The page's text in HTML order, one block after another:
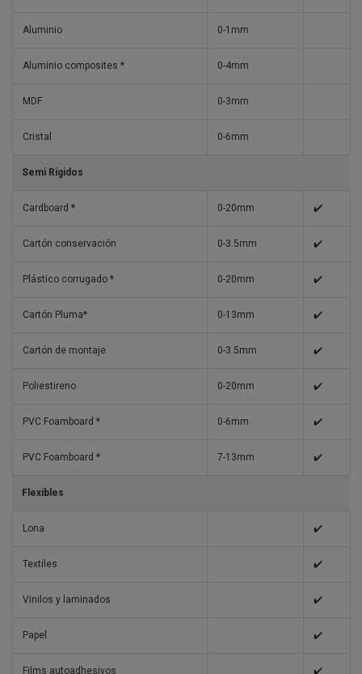
Aluminio 0-1mm
Aluminio composites * 0-4mm
MDF 0-3mm
Cristal 0-6mm
Semi Rígidos
Cardboard * 0-20mm ✔️
Cartón conservación 0-3.5mm ✔️
Plástico corrugado * 0-20mm ✔️
Cartón Pluma* 0-13mm ✔️
Cartón de montaje 0-3.5mm ✔️
Poliestireno 0-20mm ✔️
PVC Foamboard * 0-6mm ✔️
PVC Foamboard * 7-13mm ✔️
Flexibles
Lona ✔️
Textiles ✔️
Vinilos y laminados ✔️
Papel ✔️
Films autoadhesivos ✔️